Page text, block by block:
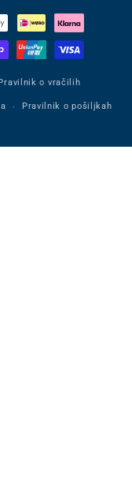
o vračilih
Pravilnik o pošiljkah